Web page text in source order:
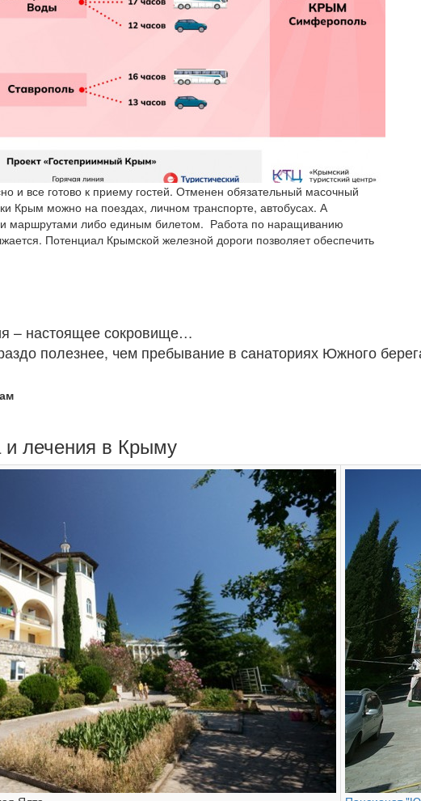
и все готово к приему гостей. Отменен обязательный масочный
Крым можно на поездах, личном транспорте, автобусах. А
маршрутами либо единым билетом. Работа по наращиванию
Потенциал Крымской железной дороги позволяет обеспечить
– настоящее сокровище…
полезнее, чем пребывание в санаториях Южного
и лечения в Крыму